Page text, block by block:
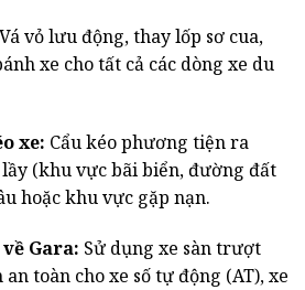
Vá vỏ lưu động, thay lốp sơ cua,
xe cho tất cả các dòng xe du
xe: Cẩu kéo phương tiện ra
(khu vực bãi biển, đường đất
hoặc khu vực gặp nạn.
Gara: Sử dụng xe sàn trượt
toàn cho xe số tự động (AT), xe